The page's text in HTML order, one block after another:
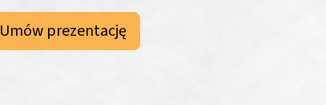
Umów prezentację